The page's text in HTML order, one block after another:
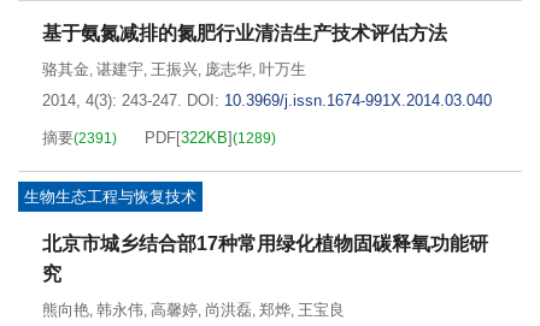
基于氨氮减排的氮肥行业清洁生产技术评估方法
骆其金, 谌建宇, 王振兴, 庞志华, 叶万生
2014, 4(3): 243-247. DOI: 10.3969/j.issn.1674-991X.2014.03.040
摘要(2391) PDF[322KB](1289)
生物生态工程与恢复技术
北京市城乡结合部17种常用绿化植物固碳释氧功能研
究
熊向艳, 韩永伟, 高馨婷, 尚洪磊, 郑烨, 王宝良